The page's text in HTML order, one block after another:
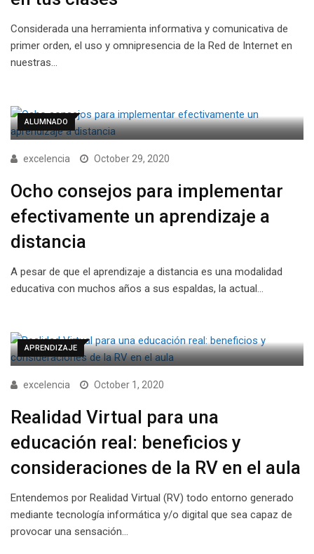
Considerada una herramienta informativa y comunicativa de
primer orden, el uso y omnipresencia de la Red de Internet en
nuestras…
ALUMNADO
excelencia October 29, 2020
Ocho consejos para implementar
efectivamente un aprendizaje a
distancia
A pesar de que el aprendizaje a distancia es una modalidad
educativa con muchos años a sus espaldas, la actual…
APRENDIZAJE
excelencia October 1, 2020
Realidad Virtual para una
educación real: beneficios y
consideraciones de la RV en el aula
Entendemos por Realidad Virtual (RV) todo entorno generado
mediante tecnología informática y/o digital que sea capaz de
provocar una sensación…